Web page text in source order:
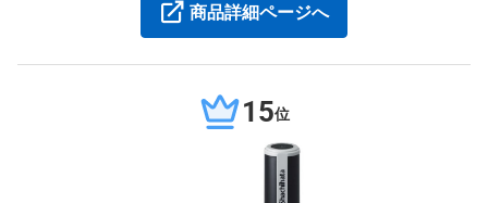
商品詳細ページへ
15位